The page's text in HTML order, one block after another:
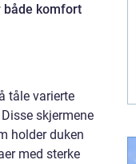
både komfort
tåle varierte
skjermene
holder duken
med sterke